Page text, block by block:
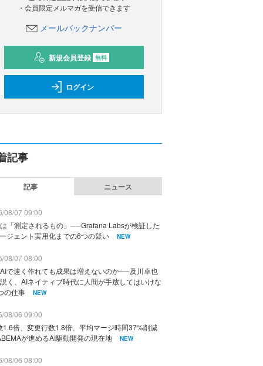
・会員限定メルマガを受信できます
メールバックナンバー
新規会員登録 無料
ログイン
記事
記事 ニュース
08/07 09:00
「測定されるもの」──Grafana Labsが検証した
ジェント実用化までの6つの疑い
NEW
08/07 08:00
で速く作れても成果は増えないのか──及川卓也
く、AIネイティブ時代に人間が手放してはいけな
の仕事
NEW
08/06 09:00
1.6倍、変更行数1.8倍、平均マージ時間37%削減
が進めるAI駆動開発の現在地
NEW
08/06 08:00